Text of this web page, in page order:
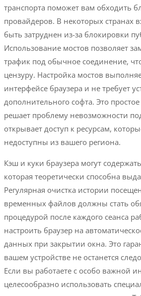
транспорта поможет вам обходить
провайдеров. В некоторых странах
быть затруднен из-за блокировки
Использование мостов позволяет
трафик под обычное соединение,
цензуру. Настройка мостов
интерфейсе браузера и не требует
дополнительного софта. Это
решает проблему невозможности
открывает доступ к ресурсам,
недоступны из вашего региона.
Кэш и куки браузера могут
которая теоретически способна
Регулярная очистка истории
временных файлов должны стать
процедурой после каждого сеанса
настроить браузер на
данных при закрытии окна. Это
вашем устройстве не останется
Если вы работаете с особо важной
целесообразно использовать